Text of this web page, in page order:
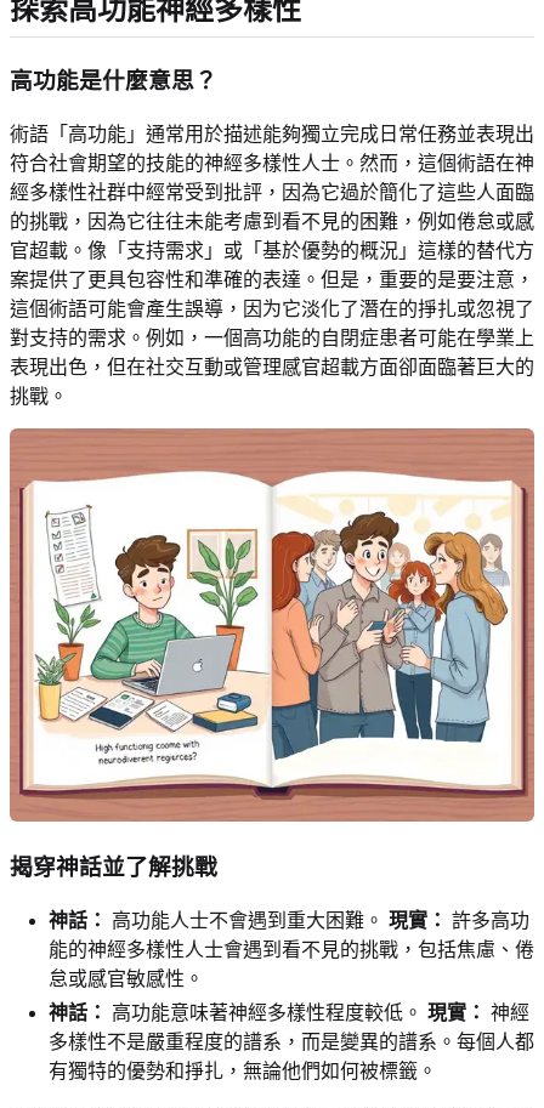
探索高功能神經多樣性
高功能是什麼意思？
術語「高功能」通常用於描述能夠獨立完成日常任務並表現出
符合社會期望的技能的神經多樣性人士。然而，這個術語在神
經多樣性社群中經常受到批評，因為它過於簡化了這些人面臨
的挑戰，因為它往往未能考慮到看不見的困難，例如倦怠或感
官超載。像「支持需求」或「基於優勢的概況」這樣的替代方
案提供了更具包容性和準確的表達。但是，重要的是要注意，
這個術語可能會產生誤導，因为它淡化了潛在的掙扎或忽視了
對支持的需求。例如，一個高功能的自閉症患者可能在學業上
表現出色，但在社交互動或管理感官超載方面卻面臨著巨大的
挑戰。
揭穿神話並了解挑戰
神話： 高功能人士不會遇到重大困難。 現實： 許多高功
能的神經多樣性人士會遇到看不見的挑戰，包括焦慮、倦
怠或感官敏感性。
神話：
高功能意味著神經多樣性程度較低。 現實： 神經
多樣性不是嚴重程度的譜系，而是變異的譜系。每個人都
有獨特的優勢和掙扎，無論他們如何被標籤。